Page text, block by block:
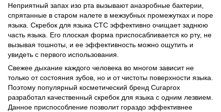
Неприятный запах изо рта вызывают анаэробные бактерии,
спрятанные в старом налете в межзубных промежутках и поре
языка. Скребок для языка CTC эффективно очищает заднюю
часть языка. Его плоская форма приспосабливается ко рту, не
вызывая тошноты, и ее эффективность можно ощутить и
увидеть с первого использования.
Свежее дыхание каждого человека во многом зависит не
только от состояния зубов, но и от чистоты поверхности языка.
Поэтому популярный косметический бренд Curaprox
разработал качественный скребок для языка с одним лезвием.
Данное приспособление позволит гораздо эффективнее